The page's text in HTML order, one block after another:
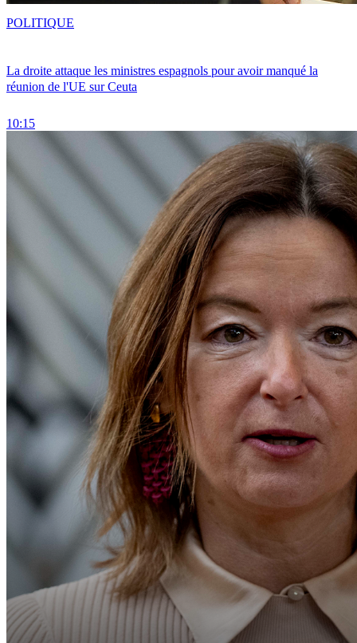
La droite attaque les ministres espagnols pour avoir manqué la
réunion de l'UE sur Ceuta
10:15
POLITIQUE